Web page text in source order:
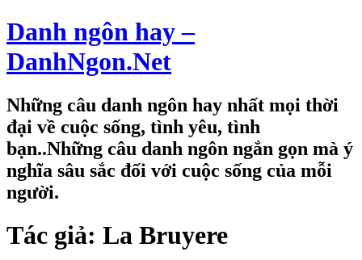
Danh ngôn hay –
DanhNgon.Net
Những câu danh ngôn hay nhất mọi thời
đại về cuộc sống, tình yêu, tình
bạn..Những câu danh ngôn ngắn gọn mà ý
nghĩa sâu sắc đối với cuộc sống của mỗi
người.
Tác giả: La Bruyere